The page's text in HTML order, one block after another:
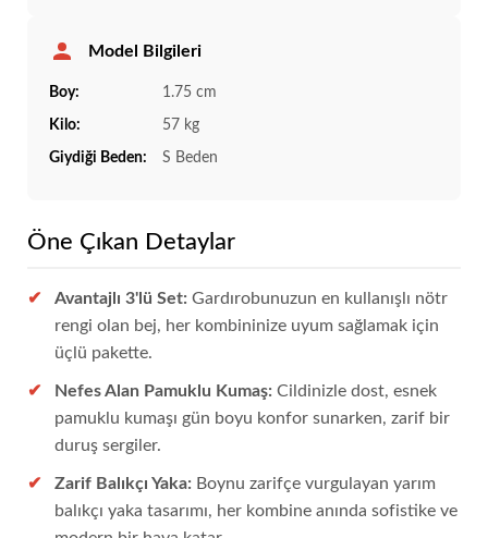
Model Bilgileri
Boy: 1.75 cm
Kilo: 57 kg
Giydiği Beden: S Beden
Öne Çıkan Detaylar
Avantajlı 3'lü Set: Gardırobunuzun en kullanışlı nötr
rengi olan bej, her kombininize uyum sağlamak için
üçlü pakette.
Nefes Alan Pamuklu Kumaş: Cildinizle dost, esnek
pamuklu kumaşı gün boyu konfor sunarken, zarif bir
duruş sergiler.
Zarif Balıkçı Yaka: Boynu zarifçe vurgulayan yarım
balıkçı yaka tasarımı, her kombine anında sofistike ve